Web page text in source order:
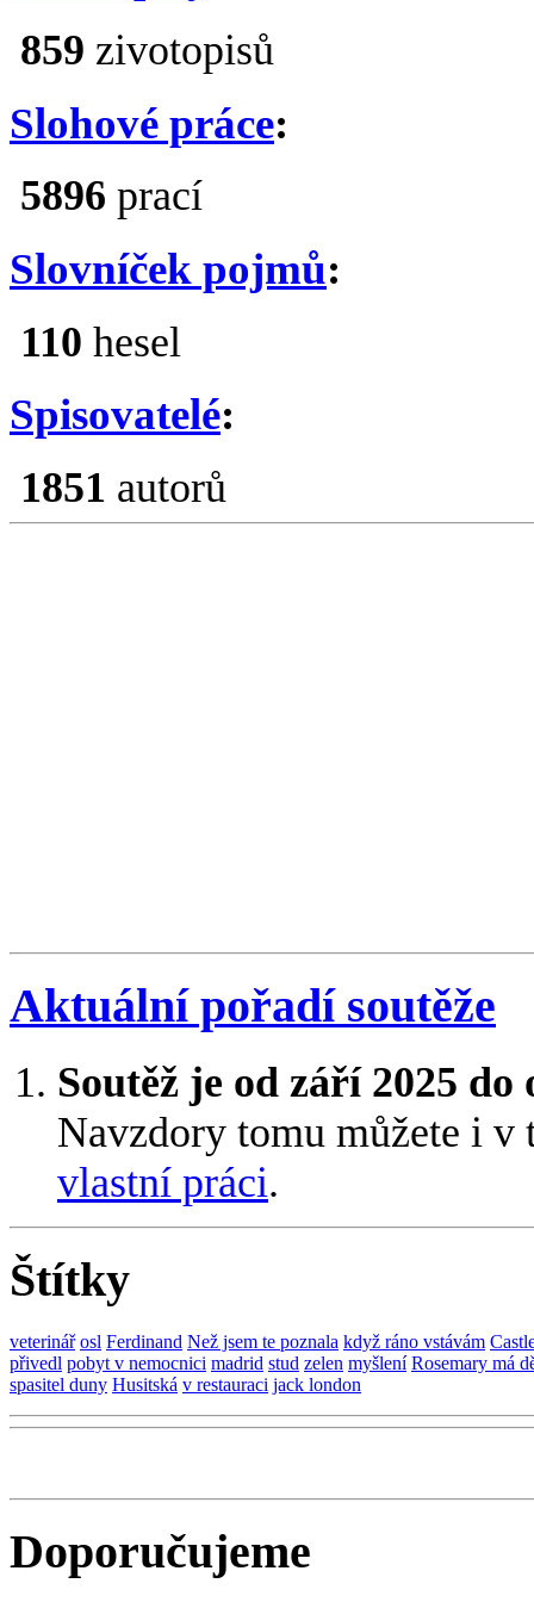
859 zivotopisů
Slohové práce:
5896 prací
Slovníček pojmů:
110 hesel
Spisovatelé:
1851 autorů
Aktuální pořadí soutěže
Soutěž je od září 2025
Navzdory tomu můžete i v
vlastní práci.
Štítky
veterinář osl Ferdinand Než jsem te poznala když ráno vstávám
přivedl pobyt v nemocnici madrid stud zelen myšlení Rosemary má
spasitel duny Husitská v restauraci jack london
Doporučujeme